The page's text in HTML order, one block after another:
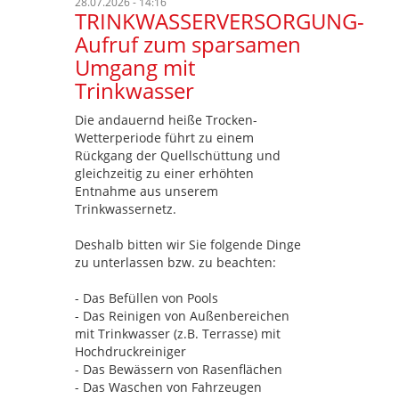
TRINKWASSERVERSORGUNG-
Aufruf zum sparsamen
Umgang mit
Trinkwasser
Die andauernd heiße Trocken-
Wetterperiode führt zu einem
Rückgang der Quellschüttung und
gleichzeitig zu einer erhöhten
Entnahme aus unserem
Trinkwassernetz.
Deshalb bitten wir Sie folgende Dinge
zu unterlassen bzw. zu beachten:
- Das Befüllen von Pools
- Das Reinigen von Außenbereichen
mit Trinkwasser (z.B. Terrasse) mit
Hochdruckreiniger
- Das Bewässern von Rasenflächen
- Das Waschen von Fahrzeugen